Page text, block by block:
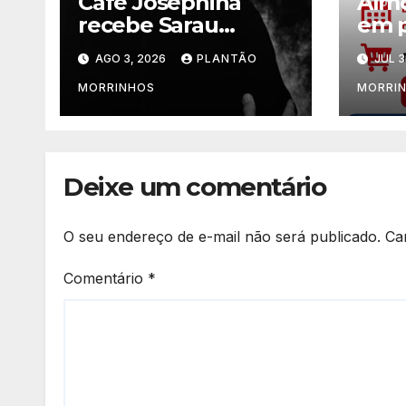
recebe Sarau
Clássico com o
pianista Flávio
Varani nesta terça-
feira
AGO 3, 2026 PLANTÃO
MORRINHOS
em
de
JUL
Deixe um comentário
O seu endereço de e-mail não será publicado.
Comentário *